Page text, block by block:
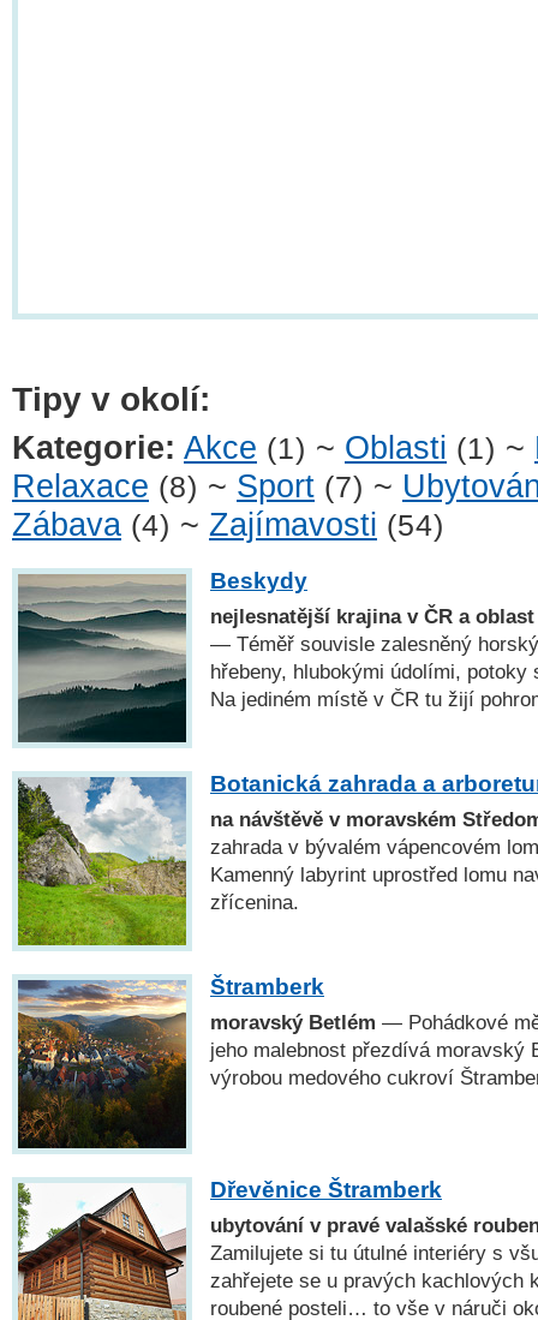
Tipy v okolí:
Kategorie: Akce (1) ~ Oblasti (1) ~
Relaxace (8) ~ Sport (7) ~
Zábava (4) ~ Zajímavosti (54)
Beskydy
nejlesnatější krajina v ČR a
— Téměř souvisle zalesněný
hřebeny, hlubokými údolími, potoky
Na jediném místě v ČR tu žijí
Botanická zahrada a
na návštěvě v moravském
zahrada v bývalém vápencovém
Kamenný labyrint uprostřed lomu
zřícenina.
Štramberk
moravský Betlém — Pohádkové
jeho malebnost přezdívá moravský
výrobou medového cukroví
Dřevěnice Štramberk
ubytování v pravé valašské
Zamilujete si tu útulné interiéry s
zahřejete se u pravých kachlových
roubené posteli… to vše v náruči